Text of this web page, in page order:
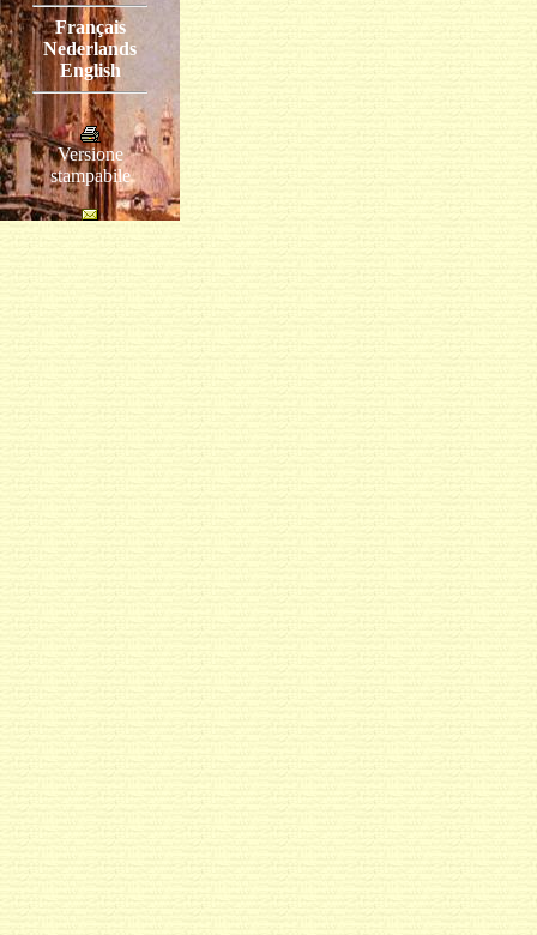
Français
Nederlands
English
Versione
stampabile